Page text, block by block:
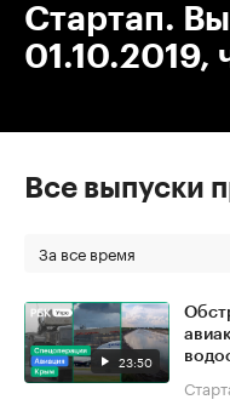
Стартап.
01.10.2019,
Все выпуски
За все время
23:50